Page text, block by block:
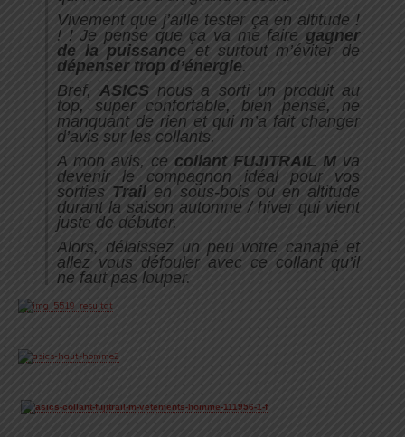
Vivement que j’aille tester ça en altitude !
! ! Je pense que ça va me faire gagner
de la puissance et surtout m’éviter de
dépenser trop d’énergie.
Bref,ASICS nous a sorti un produit au
top, super confortable, bien pensé, ne
manquant de rien et qui m’a fait changer
d’avis sur les collants.
A mon avis, ce collant FUJITRAIL M va
devenir le compagnon idéal pour vos
sorties Trail en sous-bois ou en altitude
durant la saison automne / hiver qui vient
juste de débuter.
Alors, délaissez un peu votre canapé et
allez vous défouler avec ce collant qu’il
ne faut pas louper.